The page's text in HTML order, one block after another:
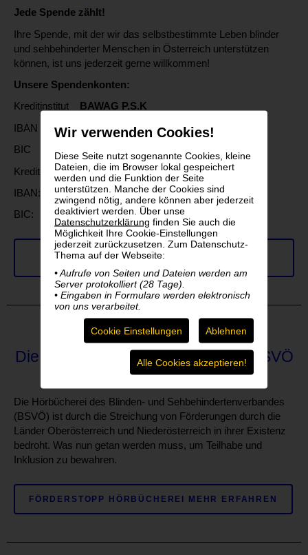
Wir verwenden Cookies!
Diese Seite nutzt sogenannte Cookies, kleine
Dateien, die im Browser lokal gespeichert
werden und die Funktion der Seite
unterstützen. Manche der Cookies sind
zwingend nötig, andere können aber jederzeit
deaktiviert werden. Über unse
Datenschutzerklärung finden Sie auch die
Möglichkeit Ihre Cookie-Einstellungen
jederzeit zurückzusetzen. Zum Datenschutz-
Thema auf der Webseite:
• Aufrufe von Seiten und Dateien werden am
Server protokolliert (28 Tage).
• Eingaben in Formulare werden elektronisch
von uns verarbeitet.
Cookie Einstellungen Ablehnen
Alle Cookies akzeptieren!
Jede Spende zählt!
Ihre Spende, mit der wir das selbstbestimmte Leben blinder
und sehbehinderter Menschen in Österreich unterstützen
können, ist uns jederzeit gerne willkommen!
Unsere Spendenkonten:
Kreditinstitut
BAWAG P.S.K
IBAN AT30 6000 0000 9393 8000
BIC OPSKATWW
KreditinstitutErste Bank
IBAN: AT502011128334024602
BIC: GIBAATWWXXX
MEHR ERFAHREN ZU SPENDEN UND DABEI
Die Zukunft der Hörbücherei des BSVÖ
steht auf dem Spiel
Die Hörbücherei des Blinden- und Sehbehindertenverbandes
(BSVÖ) ist durch die Streichung von Förderungen durch die
Länder Oberösterreich und Niederösterreich in ihrer Existenz
bedroht. Was nun getan werden muss, um Teilhabe und
Inklusion zu bewahren.
FÖRDERSTOPP HÖRBÜCHEREI MEHR ERFAHREN